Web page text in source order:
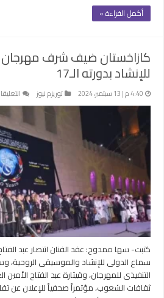
أكمل القراءة »
كازاخستان ضيف شرف مهرجان
للإنشاد بدورته الـ17
4:40 م | 13 سبتمبر، 2024 توريزم نيوز
كتبت- سها ممدوح: عقد الفنان انتصار عبد
سماع الدولى للإنشاد والموسيقى الروحية،
التنفيذى للمهرجان، وقيثارة عبد الفتاح
ثقافات الشعوب، مؤتمراً صحفياً للإعلان عن